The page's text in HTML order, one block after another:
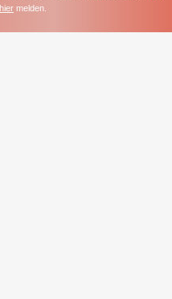
hier melden.